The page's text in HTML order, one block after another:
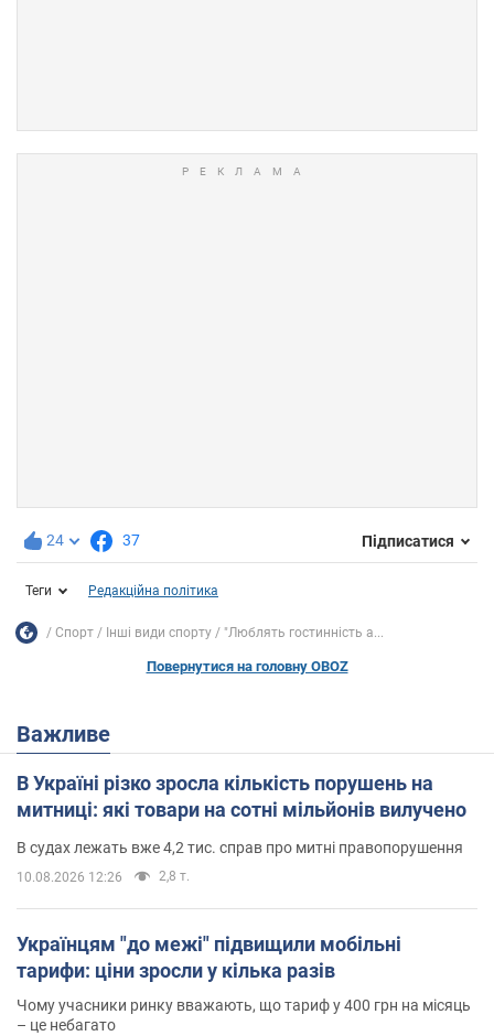
24 37 Підписатися
Теги Редакційна політика
Спорт Інші види спорту "Люблять гостинність а...
Повернутися на головну OBOZ
Важливе
В Україні різко зросла кількість порушень на
митниці: які товари на сотні мільйонів вилучено
В судах лежать вже 4,2 тис. справ про митні правопорушення
10.08.2026 12:26 2,8 т.
Українцям "до межі" підвищили мобільні
тарифи: ціни зросли у кілька разів
Чому учасники ринку вважають, що тариф у 400 грн на місяць
– це небагато